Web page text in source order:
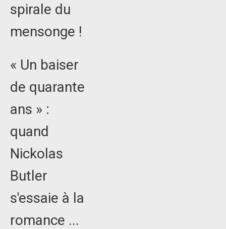
spirale du
mensonge !
« Un baiser
de quarante
ans » :
quand
Nickolas
Butler
s'essaie à la
romance ...